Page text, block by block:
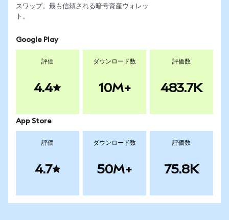
スワップ。最も信頼される暗号資産ウォレッ
ト。
Google Play
評価
4.4
ダウンロード数
10M+
評価数
483.7K
App Store
評価
4.7
ダウンロード数
50M+
評価数
75.8K